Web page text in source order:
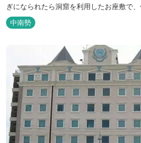
ぎになられたら洞窟を利用したお座敷で
を山海賊焼きをお召し上がりいただけます
調、お客様を不思議な空間にご案内！ ご
席、日帰り入浴＆お食事ＯＫ。 温泉は、
いただけます。「白...
中南勢